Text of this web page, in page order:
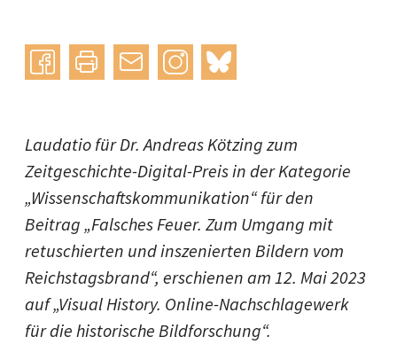
Instagram
bluesky
Laudatio für Dr. Andreas Kötzing zum
Zeitgeschichte-Digital-Preis in der Kategorie
„Wissenschaftskommunikation“ für den
Beitrag „Falsches Feuer. Zum Umgang mit
retuschierten und inszenierten Bildern vom
Reichstagsbrand“, erschienen am 12. Mai 2023
auf „Visual History. Online-Nachschlagewerk
für die historische Bildforschung“.